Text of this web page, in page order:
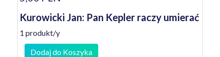
Kurowicki Jan: Pan Kepler raczy umierać
1 produkt/y
Dodaj do Koszyka